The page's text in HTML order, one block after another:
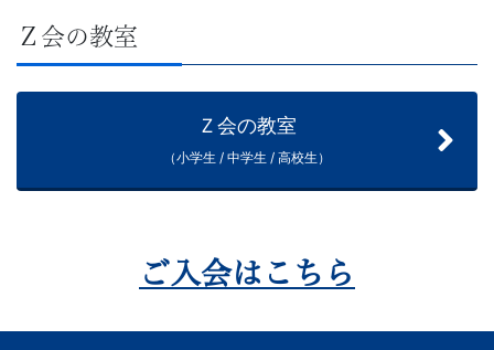
以
上
つ
Ｚ会の教室
Ｚ会の教室
（小学生 / 中学生 / 高校生）
ご入会はこちら